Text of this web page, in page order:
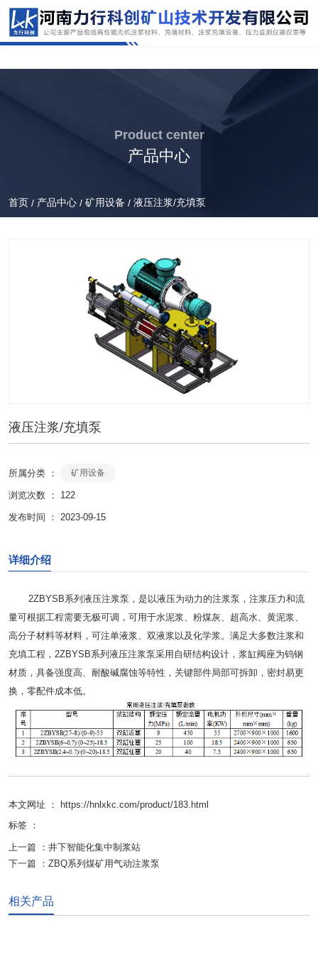
Product center
产品中心
首页 / 产品中心 / 矿用设备 / 液压注浆/充填泵
液压注浆/充填泵
所属分类 ： 矿用设备
浏览次数 ： 122
发布时间 ： 2023-09-15
详细介绍
2ZBYSB系列液压注浆泵，是以液压为动力的注浆泵，注浆压力和流
量可根据工程需要无极可调，可用于水泥浆、粉煤灰、超高水、黄泥浆、
高分子材料等材料，可注单液浆、双液浆以及化学浆。满足大多数注浆和
充填工程，2ZBYSB系列液压注浆泵采用自研结构设计，浆缸阀座为钨钢
材质，具备强度高、耐酸碱腐蚀等特性，关键部件局部可拆卸，密封易更
换，零配件成本低。
本文网址 ： https://hnlxkc.com/product/183.html
标签 ：
上一篇 ： 井下智能化集中制浆站
下一篇 ： ZBQ系列煤矿用气动注浆泵
相关产品